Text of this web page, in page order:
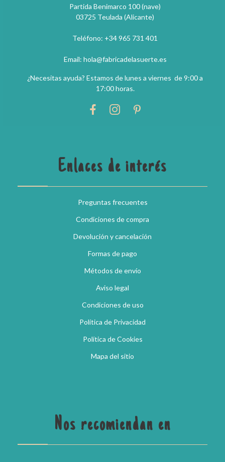
Partida Benimarco 100 (nave)
03725 Teulada (Alicante)
Teléfono: +34 965 731 401
Email: hola@fabricadelasuerte.es
¿Necesitas ayuda? Estamos de lunes a viernes de 9:00 a
17:00 horas.
Enlaces de interés
Preguntas frecuentes
Condiciones de compra
Devolución y cancelación
Formas de pago
Métodos de envío
Aviso legal
Condiciones de uso
Política de Privacidad
Política de Cookies
Mapa del sitio
Nos recomiendan en